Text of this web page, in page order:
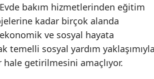
bakım hizmetlerinden eğitim
kadar birçok alanda
ve sosyal hayata
temelli sosyal yardım yaklaşımıyla
getirilmesini amaçlıyor.